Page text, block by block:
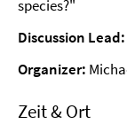
species?"
Discussion Lead:
Organizer:
Zeit & Ort